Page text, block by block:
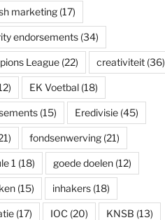
marketing(17)
endorsements(34)
League(22) creativiteit(36)
EK Voetbal(18)
(15) Eredivisie(45)
fondsenwerving(21)
1 (18) goede doelen(12)
(15) inhakers(18)
(17) IOC (20) KNSB (13)